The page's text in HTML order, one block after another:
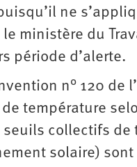
ne
ministère du
période d’alerte.
n° 120 de
température
collectifs de
solaire)